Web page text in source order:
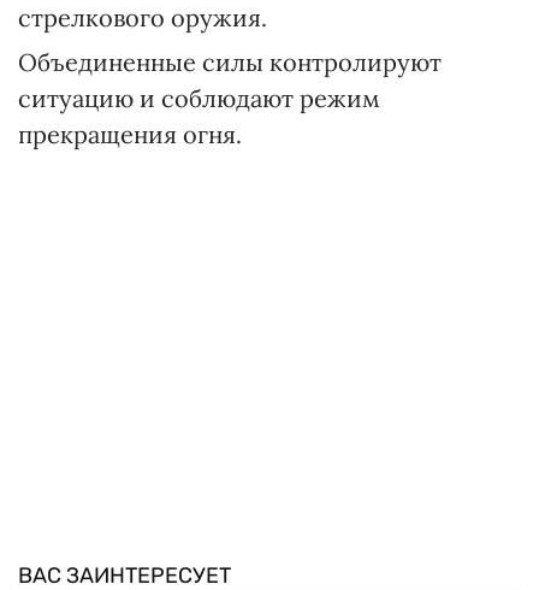
стрелкового оружия.
Объединенные силы контролируют
ситуацию и соблюдают режим
прекращения огня.
ВАС ЗАИНТЕРЕСУЕТ